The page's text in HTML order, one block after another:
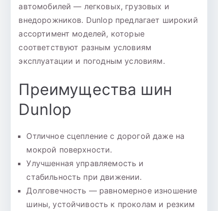
автомобилей — легковых, грузовых и
внедорожников. Dunlop предлагает широкий
ассортимент моделей, которые
соответствуют разным условиям
эксплуатации и погодным условиям.
Преимущества шин
Dunlop
Отличное сцепление с дорогой даже на
мокрой поверхности.
Улучшенная управляемость и
стабильность при движении.
Долговечность — равномерное изношение
шины, устойчивость к проколам и резким